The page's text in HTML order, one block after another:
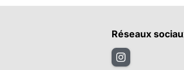
Réseaux